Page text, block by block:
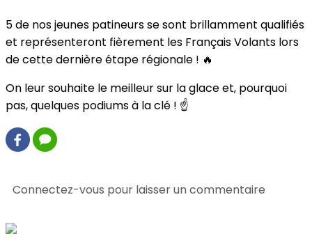
5 de nos jeunes patineurs se sont brillamment qualifiés
et représenteront fièrement les Français Volants lors
de cette dernière étape régionale ! 🔥
On leur souhaite le meilleur sur la glace et, pourquoi
pas, quelques podiums à la clé ! ☝
Connectez-vous pour laisser un commentaire